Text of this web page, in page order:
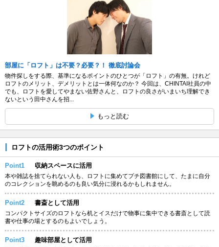
部屋に「ロフト」は不要？必要？！ 徹底討論会
物件探しをする際、基準になるポイントのひとつが「ロフト」の有無。けれど
ロフトのメリット、デメリットとは一体何なのか？ 今回は、CHINTAI社員の中
でも、ロフトを愛してやまない佐野さんと、ロフトの良さがいまいち理解でき
ないという田中さんを招...
もっと読む
ロフトの活用術3つのポイント
Point1 収納スペースに活用
本や雑誌を捨てられない人も、ロフトに集めてプチ図書館にして、たまに自分
のコレクションを眺めるのも良い気分に浸れるかもしれません。
Point2 書斎として活用
コンパクトサイズのロフトなら机とイスだけで物事に集中できる書斎として読
書や仕事の場とするのもよいでしょう。
Point3 趣味部屋として活用